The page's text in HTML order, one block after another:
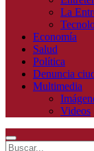
La
Economía
Salud
Política
Denuncia
Multimedia
Videos